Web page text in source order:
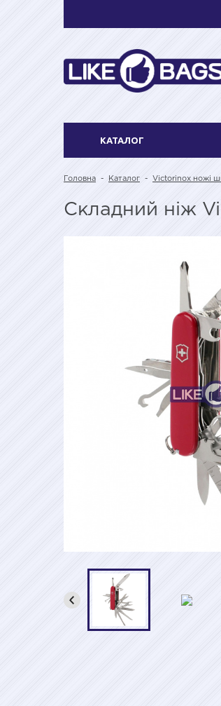
КАТАЛОГ
Головна - Каталог - Victorinox ножі
Складний ніж